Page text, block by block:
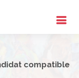
compatible